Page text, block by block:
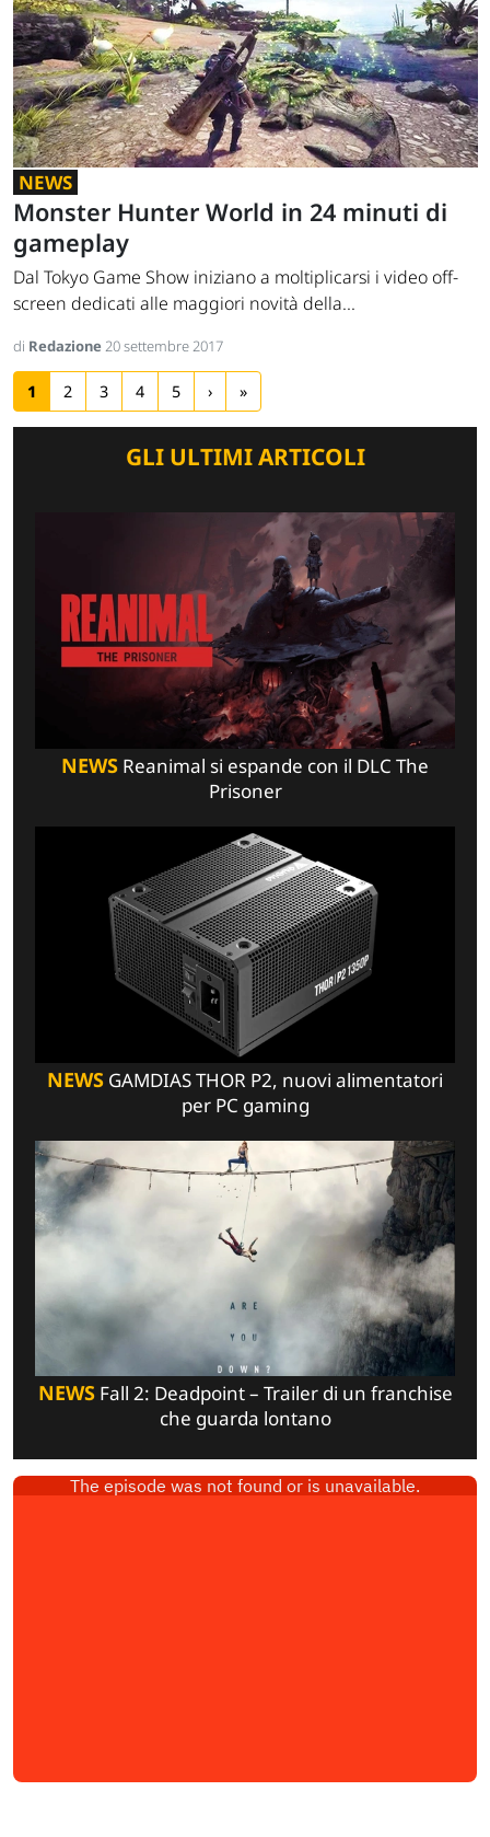
NEWS
Monster Hunter World in 24 minuti di
gameplay
Dal Tokyo Game Show iniziano a moltiplicarsi i video off-
screen dedicati alle maggiori novità della...
di Redazione20 settembre 2017
1 2 3 4 5 › »
GLI ULTIMI ARTICOLI
NEWS Reanimal si espande con il DLC The
Prisoner
NEWS GAMDIAS THOR P2, nuovi alimentatori
per PC gaming
NEWSFall 2: Deadpoint – Trailer di un franchise
che guarda lontano